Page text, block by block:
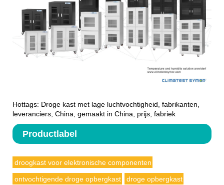
Hottags: Droge kast met lage luchtvochtigheid, fabrikanten,
leveranciers, China, gemaakt in China, prijs, fabriek
Productlabel
droogkast voor elektronische componenten
ontvochtigende droge opbergkast droge opbergkast